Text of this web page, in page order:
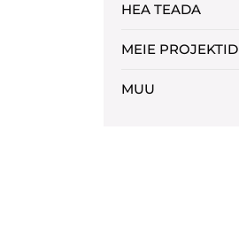
HEA TEADA
MEIE PROJEKTID
MUU